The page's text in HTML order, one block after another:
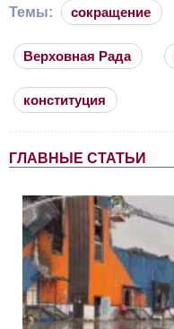
Темы: сокращение
Верховная Рада
конституция
ГЛАВНЫЕ СТАТЬИ